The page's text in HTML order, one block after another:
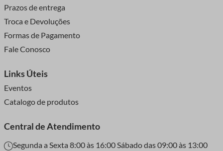
Prazos de entrega
Troca e Devoluções
Formas de Pagamento
Fale Conosco
Links Úteis
Eventos
Catalogo de produtos
Central de Atendimento
Segunda a Sexta 8:00 às 16:00 Sábado das 09:00 às 13:00